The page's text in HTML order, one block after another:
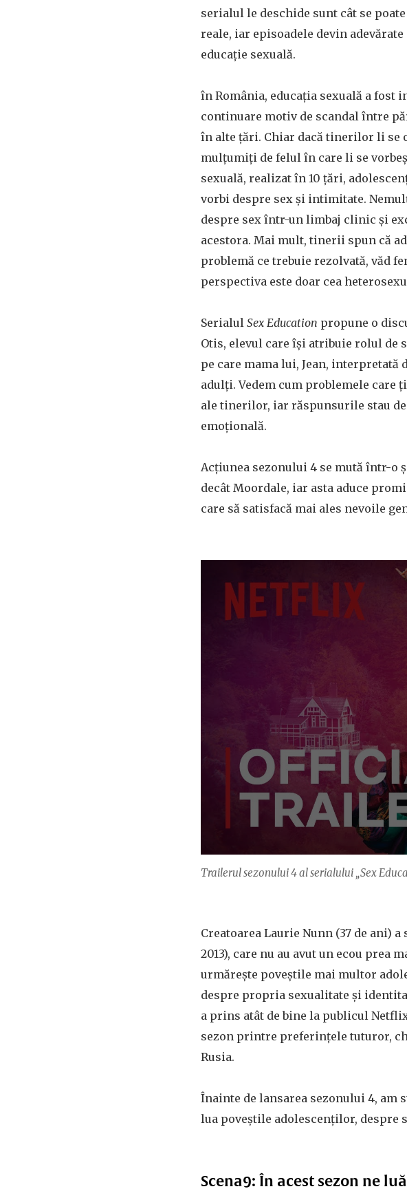
serialul le deschide sunt cât se poate
reale, iar episoadele devin adevărate
educație sexuală.
în România, educația sexuală a fost
continuare motiv de scandal între
în alte țări. Chiar dacă tinerilor li se
mulțumiți de felul în care li se
sexuală, realizat în 10 țări,
vorbi despre sex și intimitate.
despre sex într-un limbaj clinic și
acestora. Mai mult, tinerii spun că
problemă ce trebuie rezolvată, văd
perspectiva este doar cea
Serialul Sex Education propune o
Otis, elevul care își atribuie rolul de
pe care mama lui, Jean,
adulți. Vedem cum problemele
ale tinerilor, iar răspunsurile stau
emoțională.
Acțiunea sezonului 4 se mută într-o
decât Moordale, iar asta aduce
care să satisfacă mai ales nevoile
Trailerul sezonului 4 al serialului „Sex
Creatoarea Laurie Nunn (37 de ani)
2013), care nu au avut un ecou prea
urmărește poveștile mai multor
despre propria sexualitate și
a prins atât de bine la publicul
sezon printre preferințele tuturor,
Rusia.
Înainte de lansarea sezonului 4, am
lua poveștile adolescenților, despre
Scena9: În acest sezon ne